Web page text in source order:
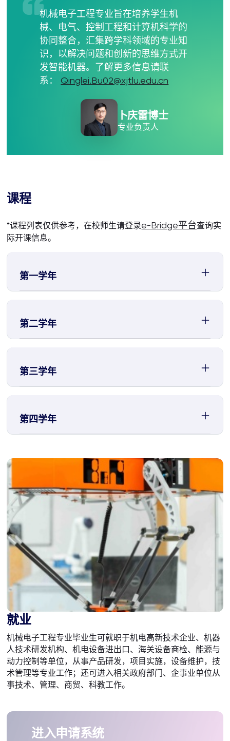
机械电子工程专业旨在培养学生机
械、电气、控制工程和计算机科学的
协同整合，汇集跨学科领域的专业知
识，以解决问题和创新的思维方式开
发智能机器。了解更多信息请联
系： Qinglei.Bu02@xjtlu.edu.cn
卜庆雷博士
专业负责人
课程
*课程列表仅供参考，在校师生请登录e-Bridge平台查询实
际开课信息。
第一学年
第二学年
第三学年
第四学年
就业
机械电子工程专业毕业生可就职于机电高新技术企业、机器
人技术研发机构、机电设备进出口、海关设备商检、能源与
动力控制等单位，从事产品研发，项目实施，设备维护，技
术管理等专业工作；还可进入相关政府部门、企事业单位从
事技术、管理、商贸、科教工作。
进入申请系统